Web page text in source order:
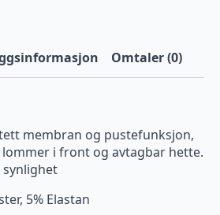
Omtaler (0)
membran og pustefunksjon,
lommer i front og avtagbar hette.
5% Elastan